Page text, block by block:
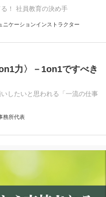
！ 社員教育の決め手
ニケーションインストラクター
力〉－1on1ですべき
したいと思われる「一流の仕事
務所代表